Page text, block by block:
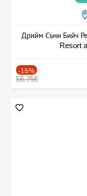
Дрийм Съни Бийч
Resort
-15%
56.75€